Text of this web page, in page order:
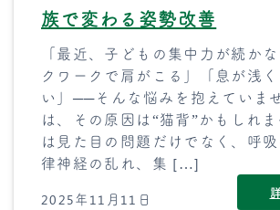
族で変わる姿勢改善
「最近、子どもの集中力が続か
クワークで肩がこる」「息が浅
い」──そんな悩みを抱えていま
は、その原因は“猫背”かもしれ
は見た目の問題だけでなく、呼
律神経の乱れ、集 […]
2025年11月11日